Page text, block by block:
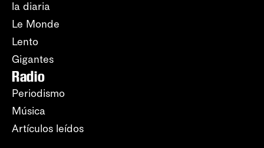
la diaria
Le Monde
Lento
Gigantes
Radio
Periodismo
Música
Artículos leídos